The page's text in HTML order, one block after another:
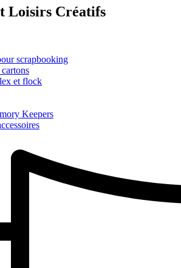
Loisirs Créatifs
scrapbooking
et flock
Keepers